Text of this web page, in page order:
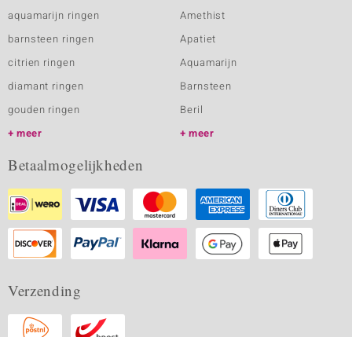
aquamarijn ringen
barnsteen ringen
citrien ringen
diamant ringen
gouden ringen
meer
Amethist
Apatiet
Aquamarijn
Barnsteen
Beril
meer
Betaalmogelijkheden
Verzending